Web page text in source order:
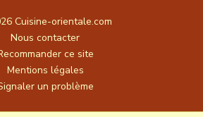
Cuisine-orientale.com
Nous contacter
ce site
Mentions légales
un problème